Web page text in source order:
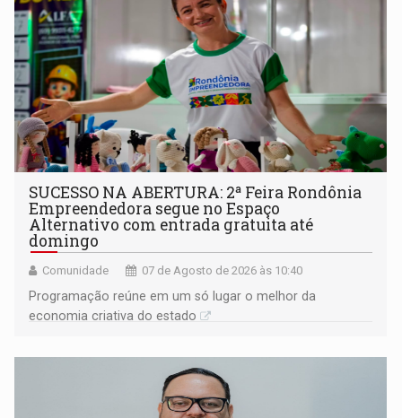
SUCESSO NA ABERTURA: 2ª Feira Rondônia
Empreendedora segue no Espaço
Alternativo com entrada gratuita até
domingo
Comunidade 07 de Agosto de 2026 às 10:40
Programação reúne em um só lugar o melhor da
economia criativa do estado